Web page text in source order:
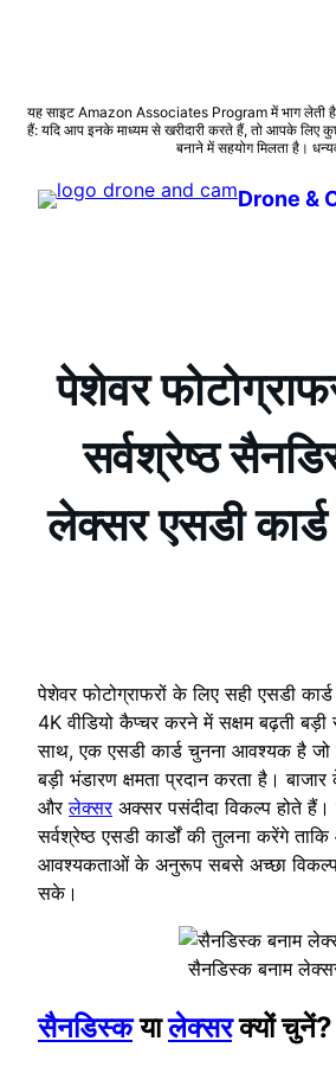
सामग्री
यह साइट Amazon Associates Program में भाग लेती
हैं: यदि आप इनके माध्यम से खरीदारी करते हैं, तो आपके लिए
बनाने में सहयोग मिलता है।
Drone &
पेशेवर
सर्वश्रेष्ठ
लेक्सर एसडी
पेशेवर फोटोग्राफरों के लिए सही एसडी
4K वीडियो कैप्चर करने में सक्षम बढ़ती
साथ, एक एसडी कार्ड चुनना आवश्यक है जो
बड़ी भंडारण क्षमता प्रदान करता है।
औरलेक्सरअक्सर पसंदीदा विकल्प होते
सर्वश्रेष्ठ एसडी कार्डों की तुलना करेंगे
आवश्यकताओं के अनुरूप सबसे अच्छा
सके।
सैनडिस्क बनाम
सैनडिस्कयालेक्सर क्यों चुनें?